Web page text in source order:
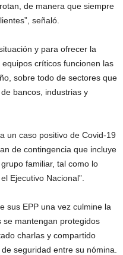
de manera que siempre
señaló.
y para ofrecer la
críticos funcionen las
sobre todo de sectores que
bancos, industrias y
un caso positivo de Covid-19
de contingencia que incluye
familiar, tal como lo
Ejecutivo Nacional”.
sus EPP una vez culmine la
mantengan protegidos
charlas y compartido
seguridad entre su nómina.